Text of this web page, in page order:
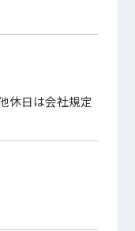
休日は会社規定